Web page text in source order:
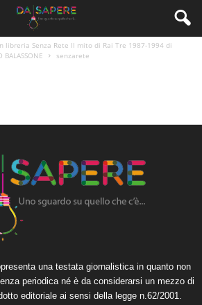
libreria Senza Rete Il mito di Rai Tre 1987-1994 di
BALASSONE
senzarete
una testata giornalistica in quanto non
periodica né è da considerarsi un mezzo di
editoriale ai sensi della legge n.62/2001.